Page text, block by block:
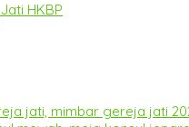
HKBP